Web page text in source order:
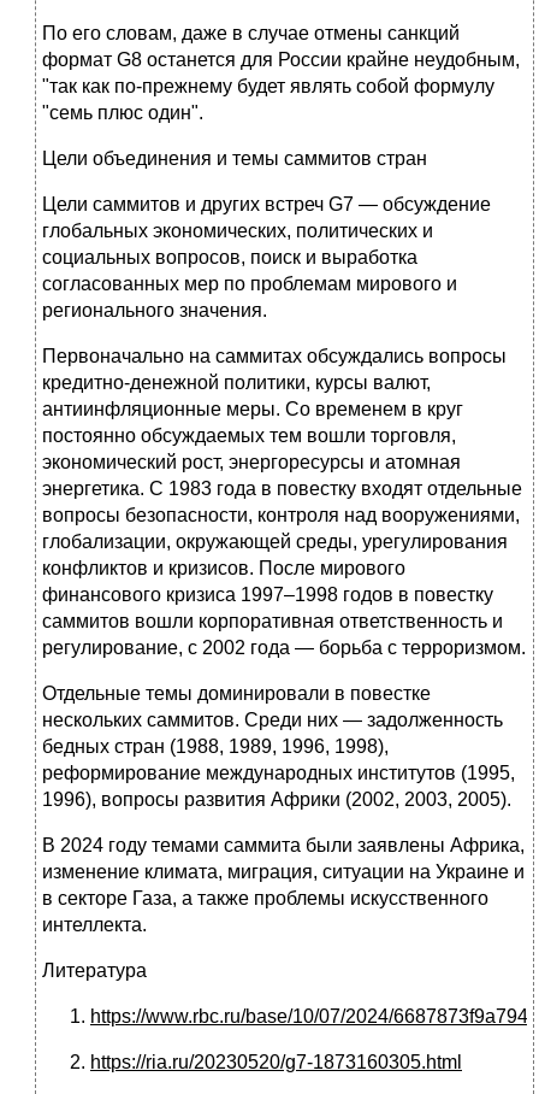
По его словам, даже в случае отмены санкций
формат G8 останется для России крайне неудобным,
"так как по-прежнему будет являть собой формулу
"семь плюс один".
Цели объединения и темы саммитов стран
Цели саммитов и других встреч G7 — обсуждение
глобальных экономических, политических и
социальных вопросов, поиск и выработка
согласованных мер по проблемам мирового и
регионального значения.
Первоначально на саммитах обсуждались вопросы
кредитно-денежной политики, курсы валют,
антиинфляционные меры. Со временем в круг
постоянно обсуждаемых тем вошли торговля,
экономический рост, энергоресурсы и атомная
энергетика. С 1983 года в повестку входят отдельные
вопросы безопасности, контроля над вооружениями,
глобализации, окружающей среды, урегулирования
конфликтов и кризисов. После мирового
финансового кризиса 1997–1998 годов в повестку
саммитов вошли корпоративная ответственность и
регулирование, с 2002 года — борьба с терроризмом.
Отдельные темы доминировали в повестке
нескольких саммитов. Среди них — задолженность
бедных стран (1988, 1989, 1996, 1998),
реформирование международных институтов (1995,
1996), вопросы развития Африки (2002, 2003, 2005).
В 2024 году темами саммита были заявлены Африка,
изменение климата, миграция, ситуации на Украине и
в секторе Газа, а также проблемы искусственного
интеллекта.
Литература
https://www.rbc.ru/base/10/07/2024/
https://ria.ru/20230520/g7-1873160305.html